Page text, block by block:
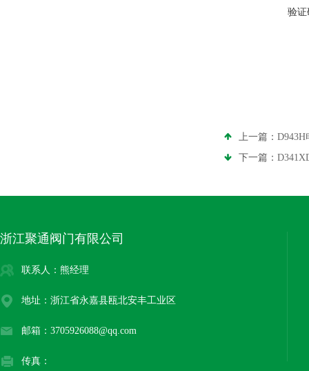
验证
上一篇： D943H
下一篇：
浙江聚通阀门有限公司
联系人：熊经理
地址：浙江省永嘉县瓯北安丰工业区
邮箱：3705926088@qq.com
传真：